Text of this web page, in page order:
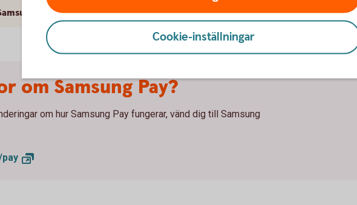
Pay?
om Samsung Pay?
om hur Samsung Pay fungerar, vänd dig till Samsung
pay
Cookie-inställningar